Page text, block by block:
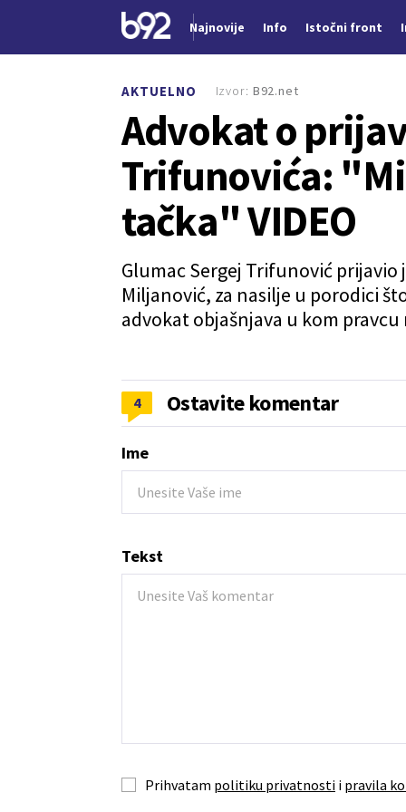
Najnovije Info Istočni front
AKTUELNO
Advokat o
Trifunovića:
tačka" VIDEO
Glumac Sergej Trifunović
Miljanović, za nasilje u porodici
advokat objašnjava u kom pravcu
Izvor: B92.net
4 Ostavite komentar
Ime
Tekst
Prihvatam politiku privatnosti i pravila